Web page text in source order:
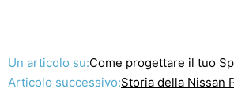
Un articolo su:Come progettare il tuo
Articolo successivo:Storia della Nissan